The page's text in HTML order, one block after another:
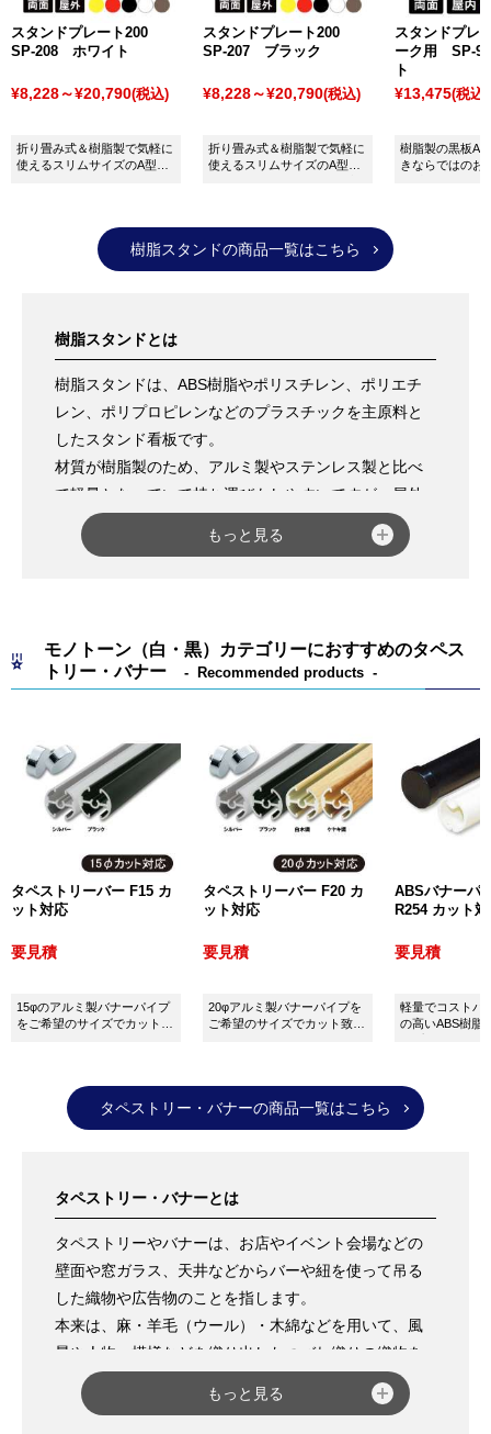
き差し可能なポスタースタンドです。A4ヨコに対応し
た「PHポールサイン PH-224
」もあり、フードコート
「 ウォーターサイン ジョブスタンド JB-114K
」は、屋
です。ベースはホワイト・ブラック・イエローの3色展
ますので、ぜひご覧ください。
スタンドプレート200
SP-208 ホワイト
¥8,228～¥20,790(税込)
折り畳み式＆樹脂製で気軽に
使えるスリムサイズのA型看
スタンドプレート200
SP-207 ブラック
¥8,228～¥20,790(税込)
折り畳み式＆樹脂製で気軽に
使えるスリムサイズのA型看
スタンドプレ
ーク用 SP-
ト
¥13,475(税込)
樹脂製の黒板A
きならではのお
樹脂スタンドの商品一覧はこちら
樹脂スタンドとは
樹脂スタンドは、ABS樹脂やポリスチレン、ポリエチ
レン、ポリプロピレンなどのプラスチックを主原料と
したスタンド看板です。
材質が樹脂製のため、アルミ製やステンレス製と比べ
て軽量となっていて持ち運びもしやすいですが、屋外
に設置した場合に雨や風で転倒してしまう可能性があ
るため、看板本体が注水式になっているものもありま
目的として設置されることが多く、一目見て目立つ色
（イエロー、レッド、グリーンなど）の商品が多くラ
また、全体的に丸みを帯びたやわらかい雰囲気のフォ
ルムで、アルミ製やステンレス製などのような圧迫感
はあまり感じられず、万が一ぶつかったとしても怪我
をしにくいという特徴もあります。
弊社では、折り畳み式で気軽に使用できる「
プレート」や街の景観にマッチしたデザインで安定感
抜群の「
サインキューブ」、軽量でコンパクトな「サ
り揃えています。
ますので、ぜひお気軽にご相談ください。
もっと見る
モノトーン（白・黒）カテゴリーにおすすめのタペス
トリー・バナー
Recommended products
タペストリーバー F15 カ
ット対応
要見積
15φのアルミ製バナーパイプ
をご希望のサイズでカット致
タペストリーバー F20 カ
ット対応
要見積
20φアルミ製バナーパイプを
ご希望のサイズでカット致し
ABSバナーパ
R254 カット
要見積
軽量でコストパ
の高いABS樹脂
タペストリー・バナーの商品一覧はこちら
タペストリー・バナーとは
タペストリーやバナーは、お店やイベント会場などの
壁面や窓ガラス、天井などからバーや紐を使って吊る
した織物や広告物のことを指します。
本来は、麻・羊毛（ウール）・木綿などを用いて、風
景や人物、模様などを織り出したつづれ織りの織物を
タペストリーと呼ぶのですが、現代では化学繊維生地
にインクジェットプリンターで印刷したものもタペス
もっと見る